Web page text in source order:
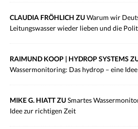
CLAUDIA FRÖHLICH ZUWarum wir
Leitungswasser wieder lieben und die
RAIMUND KOOP | HYDROP SYSTEMS
Wassermonitoring: Das hydrop – eine
MIKE G. HIATT ZUSmartes
Idee zur richtigen Zeit